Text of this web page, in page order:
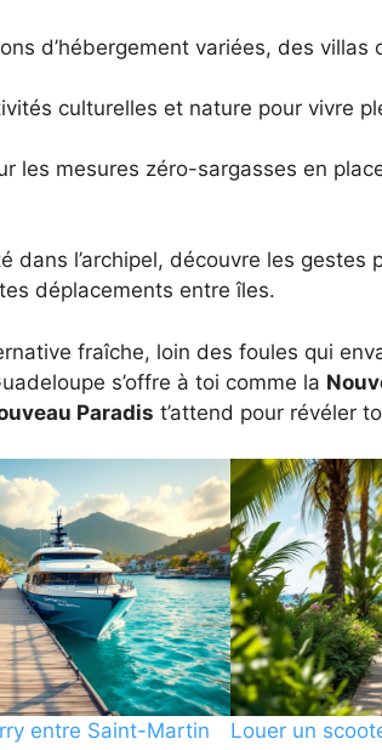
d’hébergement variées, des
culturelles et nature pour vivre
les mesures zéro-sargasses en
dans l’archipel, découvre les gestes
déplacements entre îles.
fraîche, loin des foules qui
s’offre à toi comme la
Paradis t’attend pour révéler
entre Saint-Martin
Louer un